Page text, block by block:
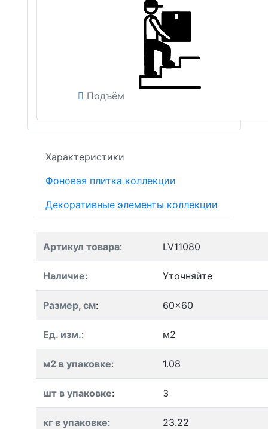
Подъём
Характеристики
Фоновая плитка коллекции
Декоративные элементы коллекции
Артикул товара: LV11080
Наличие: Уточняйте
Размер, см: 60x60
Ед. изм.: м2
м2 в упаковке: 1.08
шт в упаковке: 3
кг в упаковке: 23.22